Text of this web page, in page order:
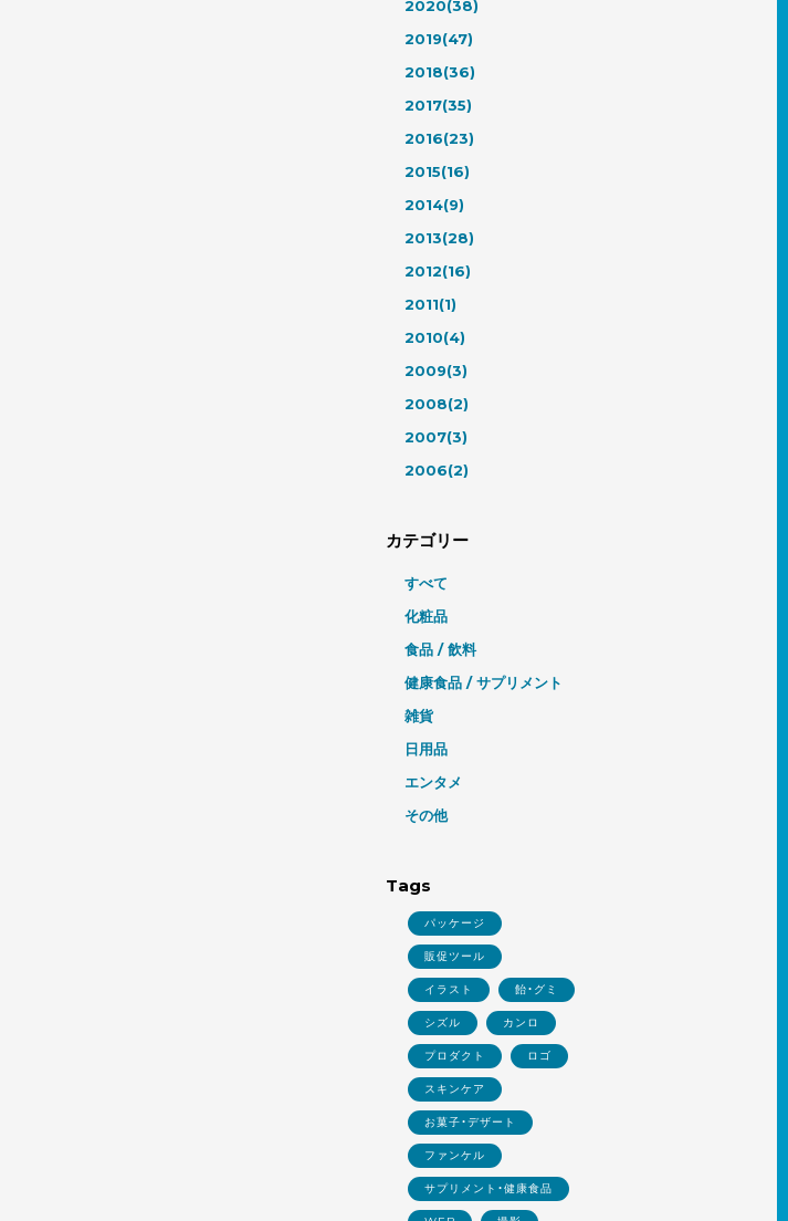
2020(38)
2019(47)
2018(36)
2017(35)
2016(23)
2015(16)
2014(9)
2013(28)
2012(16)
2011(1)
2010(4)
2009(3)
2008(2)
2007(3)
2006(2)
カテゴリー
すべて
化粧品
食品 / 飲料
健康食品 / サプリメント
雑貨
日用品
エンタメ
その他
Tags
パッケージ
販促ツール
イラスト 飴・グミ
シズル カンロ
プロダクト ロゴ
スキンケア
お菓子・デザート
ファンケル
サプリメント・健康食品